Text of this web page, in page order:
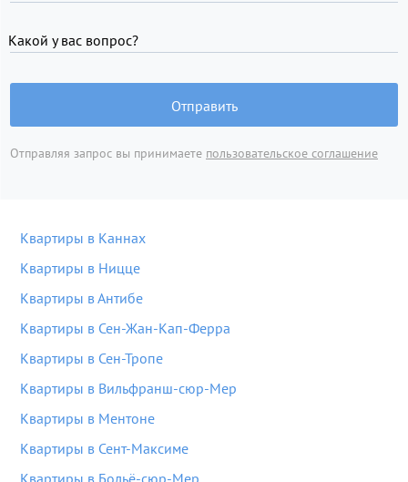
Какой у вас вопрос?
Отправить
Отправляя запрос вы принимаете пользовательское соглашение
Квартиры в Каннах
Квартиры в Ницце
Квартиры в Антибе
Квартиры в Сен-Жан-Кап-Ферра
Квартиры в Сен-Тропе
Квартиры в Вильфранш-сюр-Мер
Квартиры в Ментоне
Квартиры в Сент-Максиме
Квартиры в Больё-сюр-Мер